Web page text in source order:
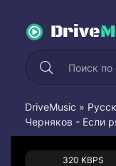
Drive
DriveMusic »
Черняков - Если
320 KBPS